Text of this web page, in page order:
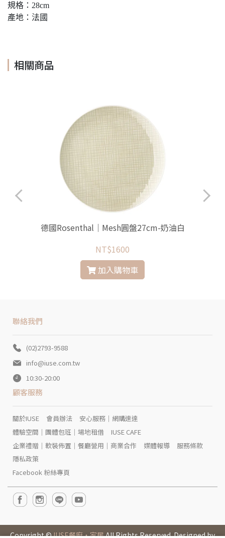
規格：28cm
產地：法國
相關商品
德國Rosenthal│Mesh圓盤27cm-奶油白
NT$1600
加入購物車
聯絡我們
(02)2793-9588
info@iuse.com.tw
10:30-20:00
顧客服務
關於IUSE 會員辦法
安心服務｜網購速達
體驗空間｜團體包班｜場地租借
IUSE CAFE
企業禮贈｜軟裝佈置｜餐廳營用｜商業合作
媒體報導
服務條款
隱私政策
Facebook 粉絲專頁
Copyright ©IUSE餐廚‧家居All Rights Reserved. Designed by